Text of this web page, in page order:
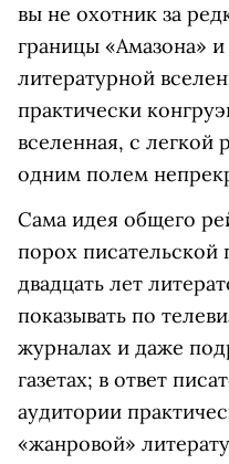
вы не охотник за
границы «Амазона»
литературной
практически
вселенная, с легкой
одним полем
Сама идея общего
порох писательской
двадцать лет
показывать по
журналах и даже
газетах; в ответ
аудитории
«жанровой»